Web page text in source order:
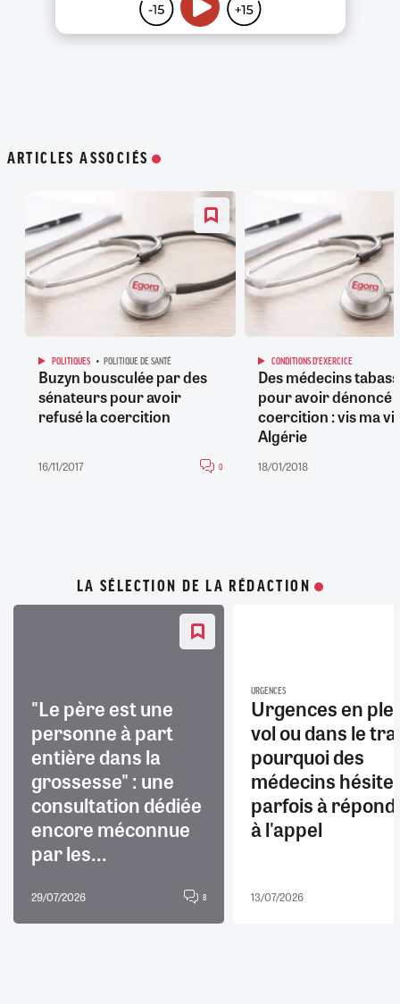
ARTICLES ASSOCIÉS
POLITIQUES POLITIQUE DE SANTÉ
Buzyn bousculée par des
sénateurs pour avoir
refusé la coercition
16/11/2017 0
CONDITIONS D'EXERCICE
Des médecins
pour avoir dénoncé
coercition : vis ma
Algérie
18/01/2018
LA SÉLECTION DE LA RÉDACTION
"Le père est une
personne à part
entière dans la
grossesse" : une
consultation dédiée
encore méconnue
par les...
29/07/2026 8
URGENCES
Urgences en
vol ou dans le
pourquoi des
médecins
parfois à
à l'appel
13/07/2026